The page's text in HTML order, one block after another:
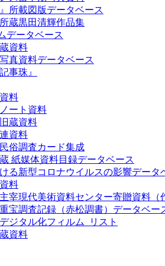
所載図版データベース
蔵黒田清輝作品集
データベース
資料
真資料データベース
事珠』
料
ート資料
蔵資料
資料
俗調査カード集成
紙媒体資料目録データベース
る新型コロナウイルスの影響データ
料
宰現代美術資料センター寄贈資料（
宝調査記録（赤松調書）データベー
ジタル化フィルム_リスト
資料